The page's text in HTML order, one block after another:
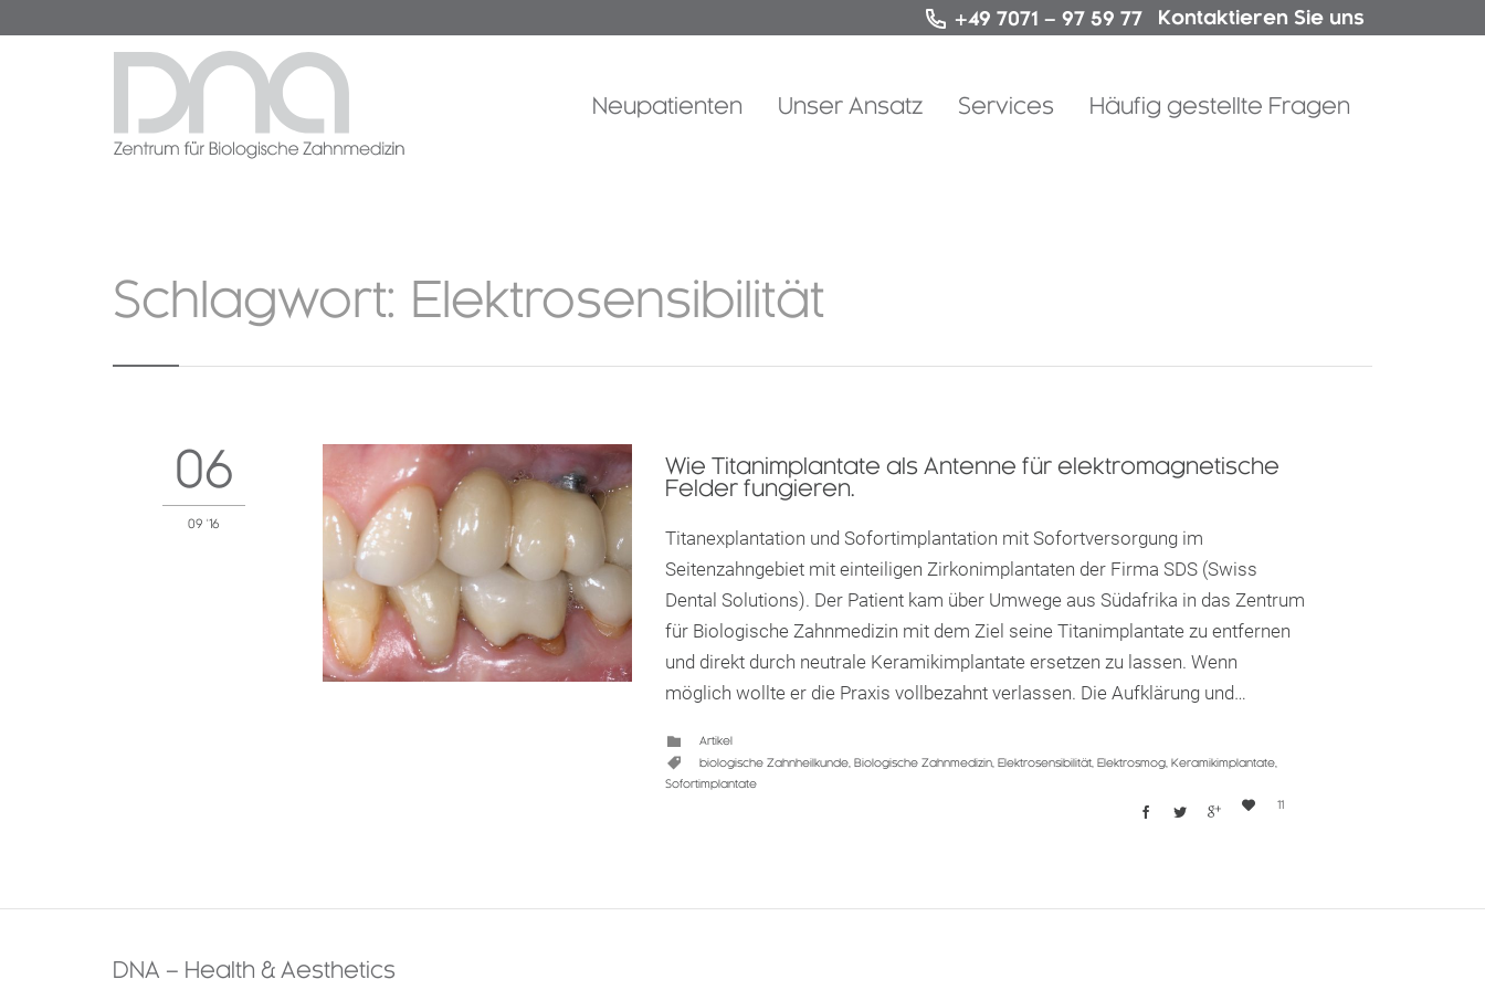
+49 7071 – 97 59 77 Kontaktieren Sie uns
Neupatienten Unser Ansatz Services Häufig gestellte Fragen
Schlagwort: Elektrosensibilität
06
09 '16
Wie Titanimplantate als Antenne für elektromagnetische
Felder fungieren.
Titanexplantation und Sofortimplantation mit Sofortversorgung im
Seitenzahngebiet mit einteiligen Zirkonimplantaten der Firma SDS (Swiss
Dental Solutions). Der Patient kam über Umwege aus Südafrika in das Zentrum
für Biologische Zahnmedizin mit dem Ziel seine Titanimplantate zu entfernen
und direkt durch neutrale Keramikimplantate ersetzen zu lassen. Wenn
möglich wollte er die Praxis vollbezahnt verlassen. Die Aufklärung und…
 CATEGORY
Artikel
 CATEGORY
biologische Zahnheilkunde Biologische Zahnmedizin Elektrosensibilität Elektrosmog Keramikimplantate
Sofortimplantate
   
Love
11
DNA – Health & Aesthetics